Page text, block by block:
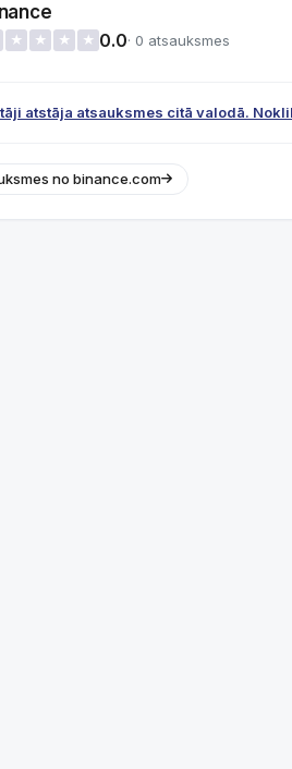
★ ★ ★ ★ 0.0· 0 atsauksmes
atstāja atsauksmes citā valodā.
no binance.com